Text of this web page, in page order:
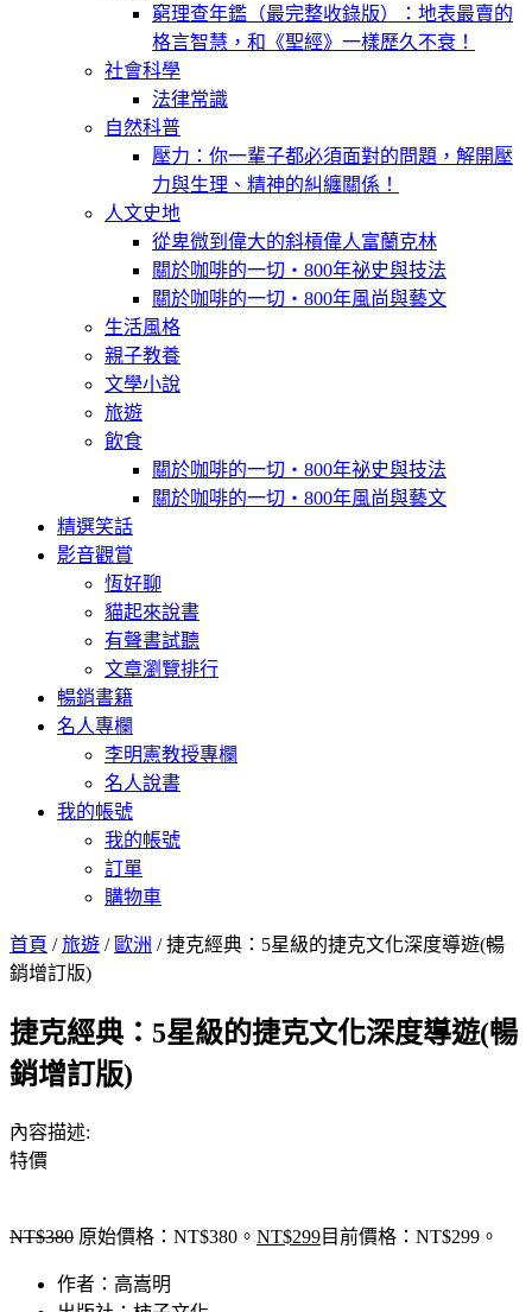
窮理查年鑑（最完整收錄版）：地表最賣的
格言智慧，和《聖經》一樣歷久不衰！
社會科學
法律常識
自然科普
壓力：你一輩子都必須面對的問題，解開壓
力與生理、精神的糾纏關係！
人文史地
從卑微到偉大的斜槓偉人富蘭克林
關於咖啡的一切‧800年祕史與技法
關於咖啡的一切‧800年風尚與藝文
生活風格
親子教養
文學小說
旅遊
飲食
關於咖啡的一切‧800年祕史與技法
關於咖啡的一切‧800年風尚與藝文
精選笑話
影音觀賞
恆好聊
貓起來說書
有聲書試聽
文章瀏覽排行
暢銷書籍
名人專欄
李明憲教授專欄
名人說書
我的帳號
我的帳號
訂單
購物車
首頁 /旅遊 / 歐洲 / 捷克經典：5星級的捷克文化深度導遊(暢
銷增訂版)
捷克經典：5星級的捷克文化深度導遊(暢
銷增訂版)
內容描述:
特價
NT$380 原始價格：NT$380。 NT$299目前價格：NT$299。
作者：高嵩明